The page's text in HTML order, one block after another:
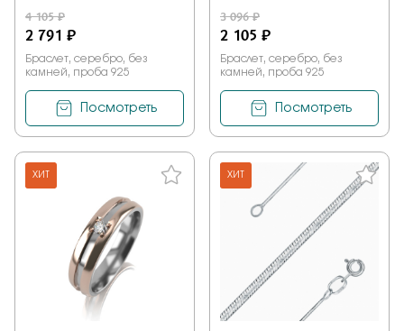
4 105 ₽
2 791 ₽
Браслет, серебро, без
камней, проба 925
Посмотреть
3 096 ₽
2 105 ₽
Браслет, серебро, без
камней, проба 925
Посмотреть
ХИТ ХИТ